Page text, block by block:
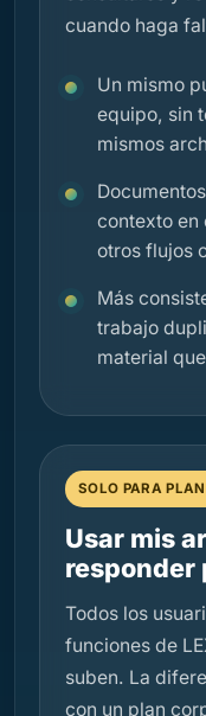
cuando haga
Un mismo
equipo, sin
mismos
contexto en
otros flujos
Más
trabajo
material
SOLO PARA
Usar mis
responder
Todos los
funciones de
suben. La
con un plan